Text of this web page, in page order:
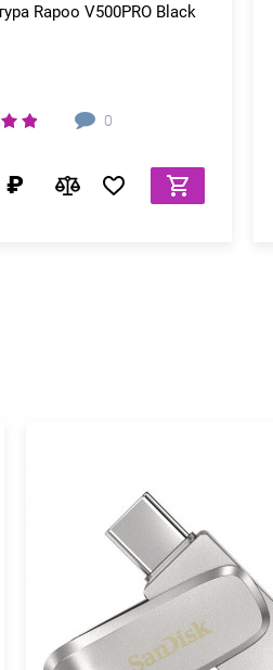
Rapoo V500PRO Black
0
₽